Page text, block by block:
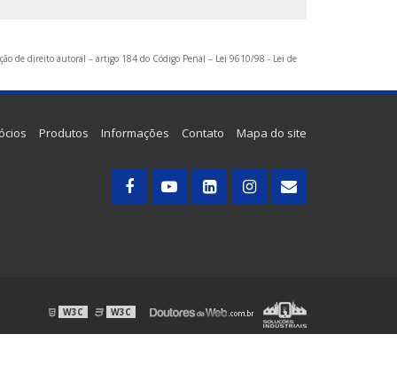
de direito autoral – artigo 184 do Código Penal – Lei 9610/98 - Lei de
Produtos Informações Contato Mapa do site
W3C W3C